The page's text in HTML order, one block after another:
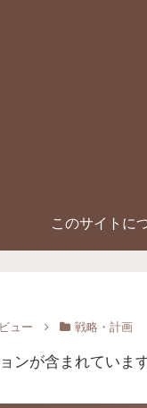
このサイトに
ュー 戦略・計画
ンが含まれています